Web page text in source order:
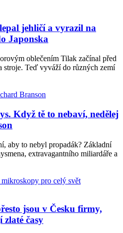
jehličí a vyrazil na
Japonska
oblečením Tilak začínal před
stroje. Teď vyváží do různých zemí
Když tě to nebaví, nedělej
aby to nebyl propadák? Základní
extravagantního miliardáře a
jsou v Česku firmy,
zlaté časy